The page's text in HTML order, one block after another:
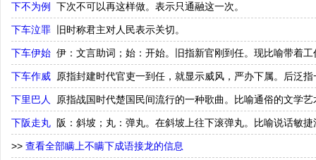
下不为例 下次不可以再这样做。表示只通融这一次。
下车泣罪 旧时称君主对人民表示关切。
下车伊始 伊：文言助词；始：开始。旧指新官刚到任。现比喻带着
下车作威 原指封建时代官吏一到任，就显示威风，严办下属。后泛
下里巴人 原指战国时代楚国民间流行的一种歌曲。比喻通俗的文学艺
下阪走丸 阪：斜坡；丸：弹丸。在斜坡上往下滚弹丸。比喻说话敏捷
>> 查看全部瞒上不瞒下成语接龙的信息